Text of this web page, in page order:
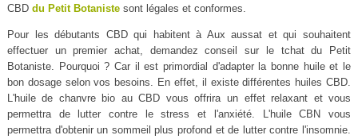
CBD du Petit Botanistesont légales et conformes.
Pour les débutants CBD qui habitent à Aux aussat et qui souhaitent
effectuer un premier achat, demandez conseil sur le tchat du Petit
Botaniste. Pourquoi ? Car il est primordial d'adapter la bonne huile et le
bon dosage selon vos besoins. En effet, il existe différentes huiles CBD.
L'huile de chanvre bio au CBD vous offrira un effet relaxant et vous
permettra de lutter contre le stress et l'anxiété. L'huile CBN vous
permettra d'obtenir un sommeil plus profond et de lutter contre l'insomnie.